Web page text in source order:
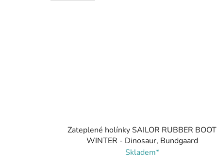
Zateplené holínky SAILOR RUBBER BOOT
WINTER - Dinosaur, Bundgaard
Skladem*